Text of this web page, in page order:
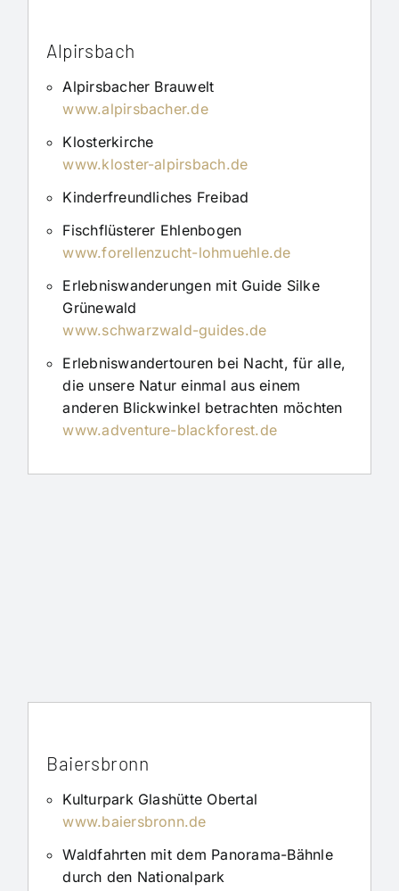
Alpirsbach
Alpirsbacher Brauwelt
www.alpirsbacher.de
Klosterkirche
www.kloster-alpirsbach.de
Kinderfreundliches Freibad
Fischflüsterer Ehlenbogen
www.forellenzucht-lohmuehle.de
Erlebniswanderungen mit Guide Silke
Grünewald
www.schwarzwald-guides.de
Erlebniswandertouren bei Nacht, für alle,
die unsere Natur einmal aus einem
anderen Blickwinkel betrachten möchten
www.adventure-blackforest.de
Baiersbronn
Kulturpark Glashütte Obertal
www.baiersbronn.de
Waldfahrten mit dem Panorama-Bähnle
durch den Nationalpark